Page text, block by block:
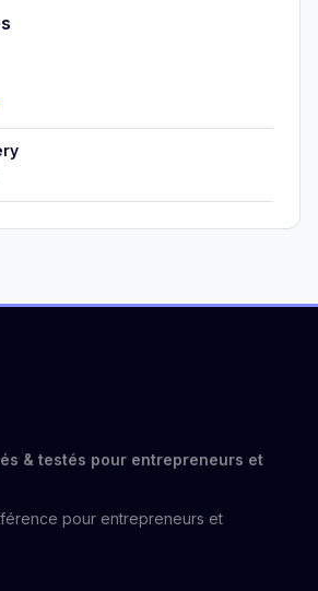
& testés pour entrepreneurs et
pour entrepreneurs et